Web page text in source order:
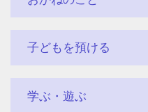
子どもを預ける
学ぶ・遊ぶ